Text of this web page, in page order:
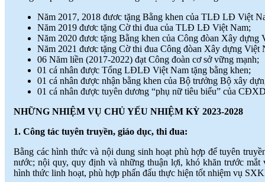
Năm 2017, 2018 đươc tặng Bằng khen của TLĐ LĐ Việt
Năm 2019 đươc tặng Cờ thi đua của TLĐ LĐ Việt Nam;
Năm 2020 đươc tặng Bằng khen của Công đòan Xây dựng
Năm 2021 đươc tặng Cờ thi đua Công đòan Xây dựng Việt
06 Năm liền (2017-2022) đạt Công đoàn cơ sở vững mạnh;
01 cá nhân được Tổng LĐLĐ Việt Nam tặng bằng khen;
01 cá nhân được nhận bằng khen của Bộ trưởng Bộ xây
01 cá nhân được tuyên dương “phụ nữ tiêu biểu” của
NHỮNG NHIỆM VỤ CHỦ YẾU NHIỆM KỲ 2023-2028
1. Công tác tuyên truyền, giáo dục, thi đua:
Bằng các hình thức và nội dung sinh hoạt phù hợp để tuyên
nước; nội quy, quy định và những thuận lợi, khó khăn trước
hình thức linh hoạt, phù hợp phấn đấu thực hiện tốt nhiệm vụ